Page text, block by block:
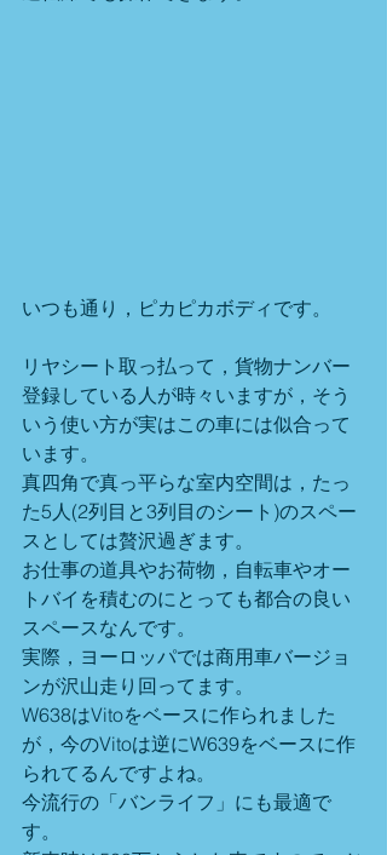
いつも通り，ピカピカボディです。
リヤシート取っ払って，貨物ナンバー
登録している人が時々いますが，そう
いう使い方が実はこの車には似合って
います。
真四角で真っ平らな室内空間は，たっ
た5人(2列目と3列目のシート)のスペー
スとしては贅沢過ぎます。
お仕事の道具やお荷物，自転車やオー
トバイを積むのにとっても都合の良い
スペースなんです。
実際，ヨーロッパでは商用車バージョ
ンが沢山走り回ってます。
W638はVitoをベースに作られました
が，今のVitoは逆にW639をベースに作
られてるんですよね。
今流行の「バンライフ」にも最適で
す。